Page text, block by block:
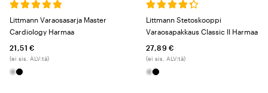
Littmann Varaosasarja Master
Cardiology Harmaa
21,51 €
(ei sis. ALV:tä)
Littmann Stetoskooppi
Varaosapakkaus Classic II Harmaa
27,89 €
(ei sis. ALV:tä)